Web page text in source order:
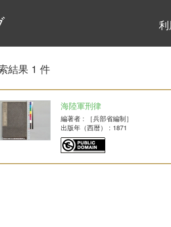
結果 1 件
海陸軍刑律
編著者: ［兵部省編制］
出版年（西暦）
: 1871